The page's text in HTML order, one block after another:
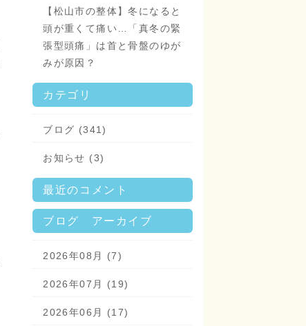
【松山市の整体】冬になると
頭が重くて痛い…「真冬の緊
張型頭痛」は首と骨盤のゆが
みが原因？
カテゴリ
ブログ (341)
お知らせ (3)
最近のコメント
ブログ アーカイブ
2026年08月 (7)
2026年07月 (19)
2026年06月 (17)